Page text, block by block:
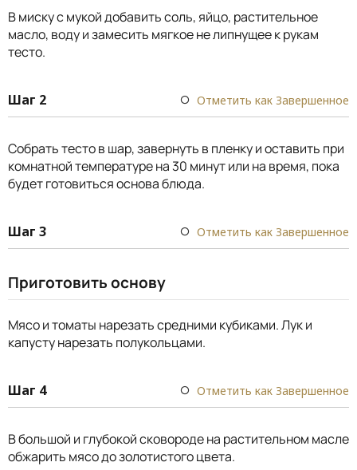
В миску с мукой добавить соль, яйцо, растительное
масло, воду и замесить мягкое не липнущее к рукам
тесто.
Шаг 2 Отметить как Завершенное
Собрать тесто в шар, завернуть в пленку и оставить при
комнатной температуре на 30 минут или на время, пока
будет готовиться основа блюда.
Шаг 3 Отметить как Завершенное
Приготовить основу
Мясо и томаты нарезать средними кубиками. Лук и
капусту нарезать полукольцами.
Шаг 4 Отметить как Завершенное
В большой и глубокой сковороде на растительном масле
обжарить мясо до золотистого цвета.